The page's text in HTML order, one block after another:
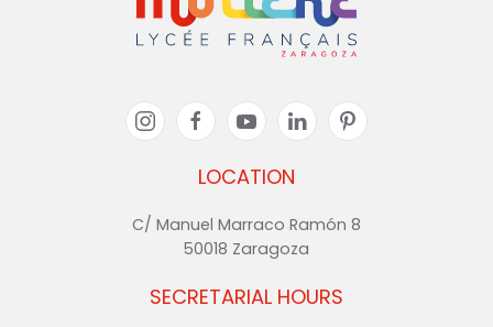
LOCATION
C/ Manuel Marraco Ramón 8
50018 Zaragoza
SECRETARIAL HOURS